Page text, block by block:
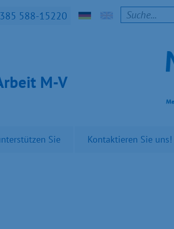
588-15220
M-V
Sie Kontaktieren Sie uns!